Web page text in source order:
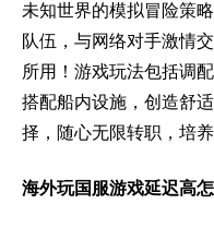
未知世界的模拟冒险策
队伍，与网络对手激情
所用！游戏玩法包括调
搭配船内设施，创造舒
择，随心无限转职，培养
海外玩国服游戏延迟高